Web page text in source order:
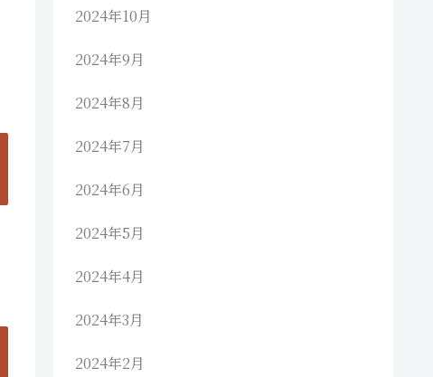
2024年10月
2024年9月
2024年8月
2024年7月
2024年6月
2024年5月
2024年4月
2024年3月
2024年2月